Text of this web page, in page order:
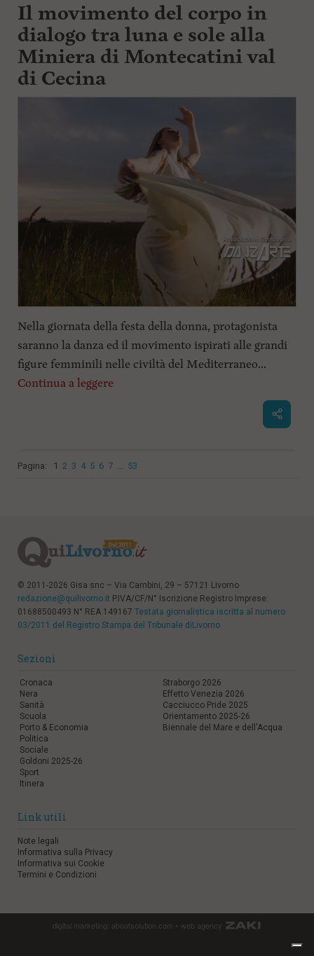
Il movimento del corpo in
dialogo tra luna e sole alla
Miniera di Montecatini val
di Cecina
Nella giornata della festa della donna, protagonista
saranno la danza ed il movimento ispirati alle grandi
figure femminili nelle civiltà del Mediterraneo...
Continua a leggere
Pagina: 1 2 3 4 5 6 7 53
© 2011-2026 Gisa snc – Via Cambini, 29 – 57121 Livorno
redazione@quilivorno.it P.IVA/CF/N° Iscrizione Registro Imprese:
01688500493 N° REA 149167 Testata giornalistica iscritta al numero
03/2011 del Registro Stampa del Tribunale diLivorno
Sezioni
Cronaca
Nera
Sanità
Scuola
Porto & Economia
Politica
Sociale
Goldoni 2025-26
Sport
Itinera
Straborgo 2026
Effetto Venezia 2026
Cacciucco Pride 2025
Orientamento 2025-26
Biennale del Mare e dell'Acqua
Link utili
Note legali
Informativa sulla Privacy
Informativa sui Cookie
Termini e Condizioni
digital marketing: aboutsolution.com •web agency